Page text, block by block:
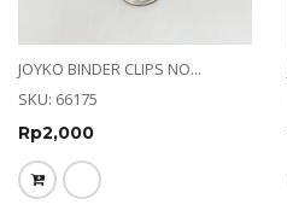
JOYKO BINDER CLIPS NO...
SKU: 66175
Rp2,000